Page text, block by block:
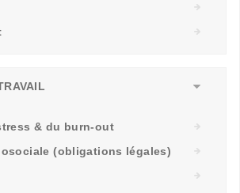
& du burn-out
(obligations légales)